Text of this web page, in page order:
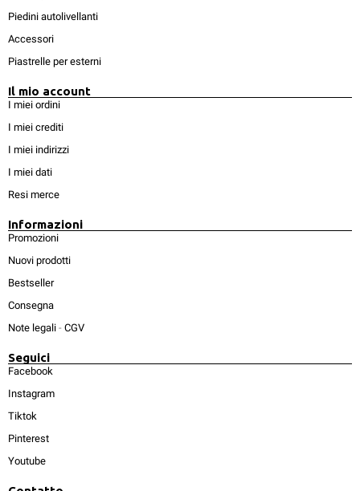
Piedini autolivellanti
Accessori
Piastrelle per esterni
Il mio account
I miei ordini
I miei crediti
I miei indirizzi
I miei dati
Resi merce
Informazioni
Promozioni
Nuovi prodotti
Bestseller
Consegna
Note legali - CGV
Seguici
Facebook
Instagram
Tiktok
Pinterest
Youtube